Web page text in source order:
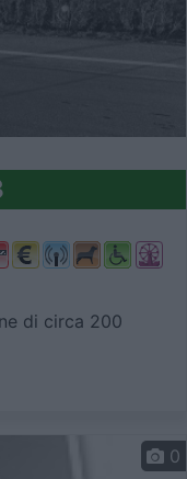
di circa 200
0